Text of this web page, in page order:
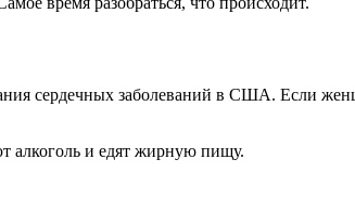
сердечных заболеваний в США. Если
алкоголь и едят жирную пищу.